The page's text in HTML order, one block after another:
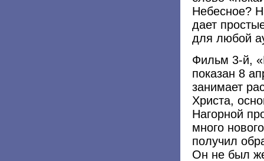
Небесное?
дает
для любой
Фильм 3-й,
показан 8
занимает
Христа,
Нагорной
много
получил
Он не был